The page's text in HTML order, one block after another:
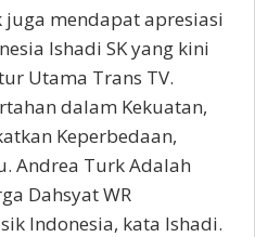
mendapat apresiasi
Ishadi SK yang kini
Utama Trans TV.
dalam Kekuatan,
Keperbedaan,
Andrea Turk Adalah
Dahsyat WR
Indonesia, kata Ishadi.